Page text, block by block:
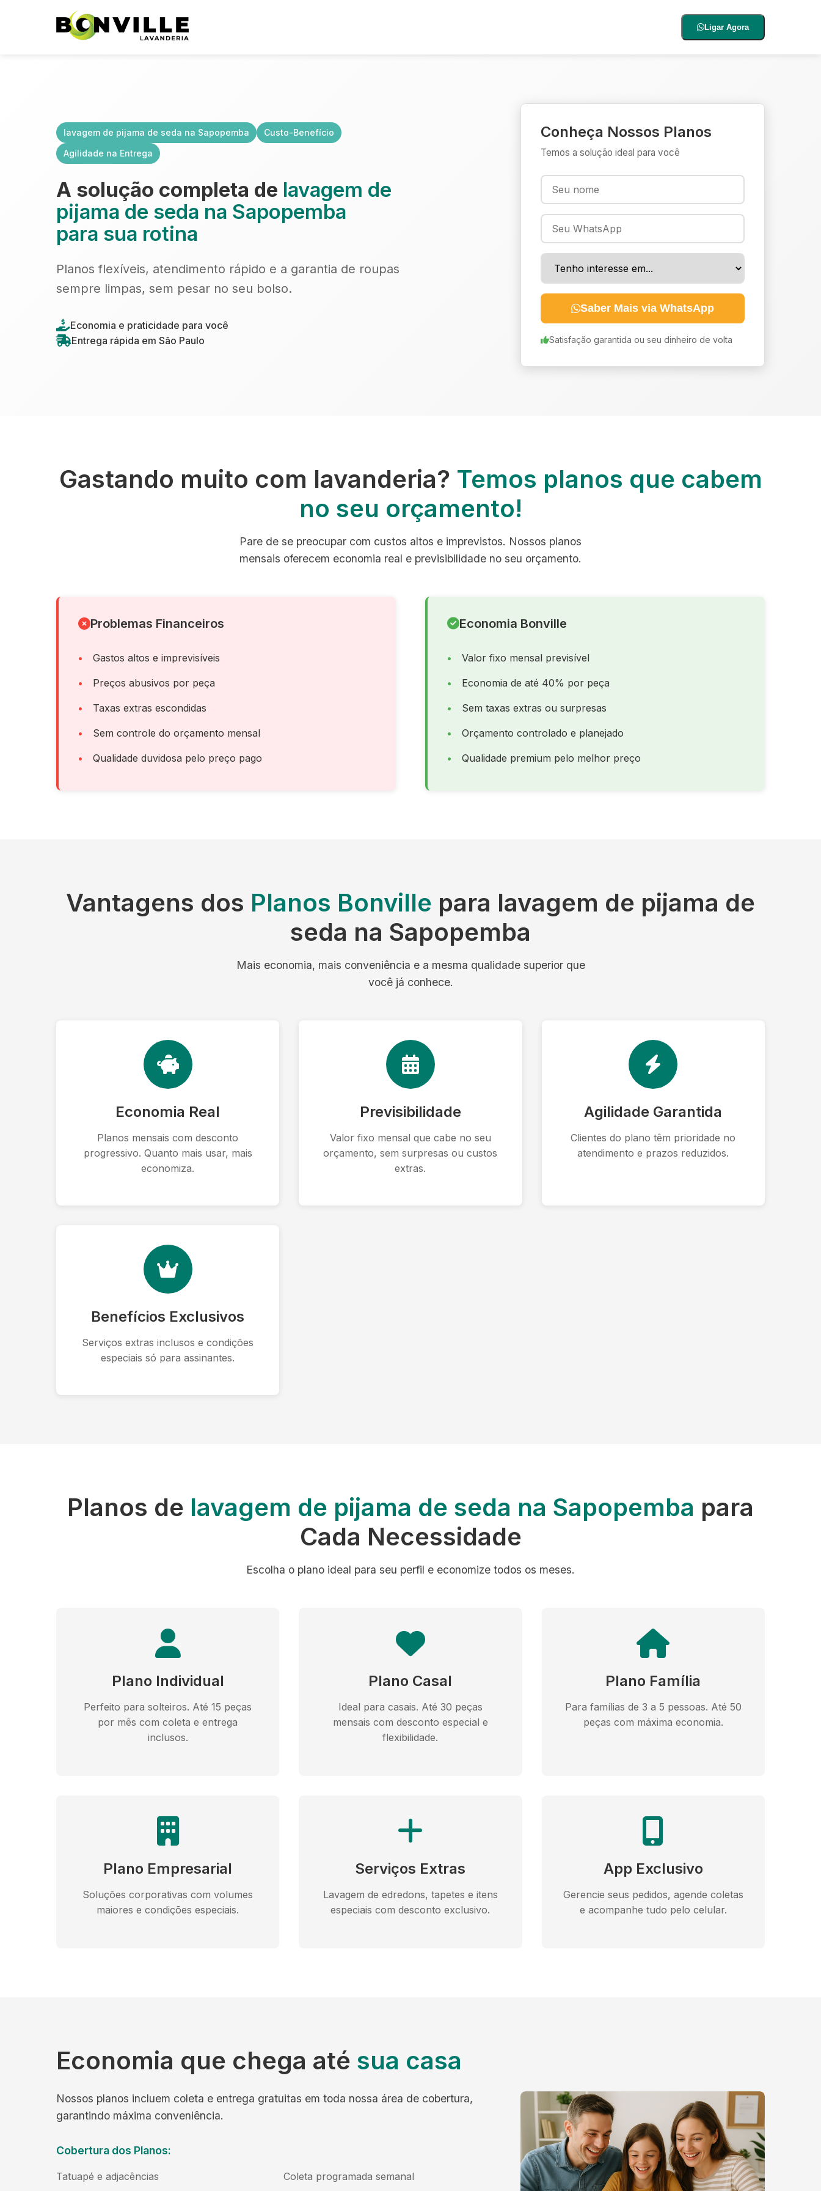
Ligar Agora
lavagem de pijama de seda na Sapopemba
Custo-Benefício
Agilidade na Entrega
A solução completa de lavagem de
pijama de seda na Sapopemba
para sua rotina
Planos flexíveis, atendimento rápido e a garantia de roupas
sempre limpas, sem pesar no seu bolso.
Economia e praticidade para você
Entrega rápida em São Paulo
Conheça Nossos Planos
Temos a solução ideal para você
Saber Mais via WhatsApp
Satisfação garantida ou seu dinheiro de volta
Gastando muito com lavanderia? Temos planos que cabem
no seu orçamento!
Pare de se preocupar com custos altos e imprevistos. Nossos planos
mensais oferecem economia real e previsibilidade no seu orçamento.
Problemas Financeiros
Gastos altos e imprevisíveis
Preços abusivos por peça
Taxas extras escondidas
Sem controle do orçamento mensal
Qualidade duvidosa pelo preço pago
Economia Bonville
Valor fixo mensal previsível
Economia de até 40% por peça
Sem taxas extras ou surpresas
Orçamento controlado e planejado
Qualidade premium pelo melhor preço
Vantagens dos Planos Bonville para lavagem de pijama de
seda na Sapopemba
Mais economia, mais conveniência e a mesma qualidade superior que
você já conhece.
Economia Real
Planos mensais com desconto
progressivo. Quanto mais usar, mais
economiza.
Previsibilidade
Valor fixo mensal que cabe no seu
orçamento, sem surpresas ou custos
extras.
Agilidade Garantida
Clientes do plano têm prioridade no
atendimento e prazos reduzidos.
Benefícios Exclusivos
Serviços extras inclusos e condições
especiais só para assinantes.
Planos de lavagem de pijama de seda na Sapopemba para
Cada Necessidade
Escolha o plano ideal para seu perfil e economize todos os meses.
Plano Individual
Perfeito para solteiros. Até 15 peças
por mês com coleta e entrega
inclusos.
Plano Casal
Ideal para casais. Até 30 peças
mensais com desconto especial e
flexibilidade.
Plano Família
Para famílias de 3 a 5 pessoas. Até 50
peças com máxima economia.
Plano Empresarial
Soluções corporativas com volumes
maiores e condições especiais.
Serviços Extras
Lavagem de edredons, tapetes e itens
especiais com desconto exclusivo.
App Exclusivo
Gerencie seus pedidos, agende coletas
e acompanhe tudo pelo celular.
Economia que chega até sua casa
Nossos planos incluem coleta e entrega gratuitas em toda nossa área de cobertura,
garantindo máxima conveniência.
Cobertura dos Planos:
Tatuapé e adjacências
Coleta programada semanal